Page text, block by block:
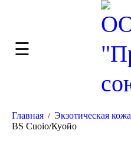
Главная / Экзотическая кожа
BS Cuoio/Куойо